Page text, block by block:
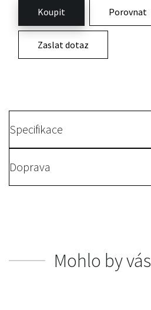
Koupit Porovnat
Zaslat dotaz
Specifikace
Doprava
Mohlo by